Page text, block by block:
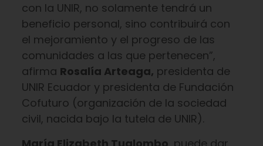
con la UNIR, no solamente tendrá un
beneficio personal, sino contribuirá con
el mejoramiento y el progreso de las
comunidades a las que pertenecen”,
afirma Rosalía Arteaga, presidenta de
UNIR Ecuador y presidenta de Fundación
Cofuturo (organización de la sociedad
civil, nacida bajo la tutela de UNIR).